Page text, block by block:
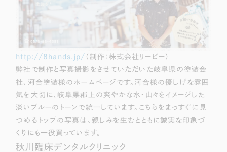
サービス紹介
一過性の広告に頼らず、
「仕組み」と「ノウハウ」
を残す資産型DX支援をご提供します
ブランディング支援
制作実績
すべて （624件）
ブランドサイト・サービスサイト （85件）
求人・採用サイト （61件）
ECサイト（オンラインショップ）
ポータルサイト・メディアサイト
http://8hands.jp/ （制作：株式会社リーピー）
弊社で制作と写真撮影をさせていただいた岐阜県の塗装会
社、河合塗装様のホームページです。河合様の優しげな雰囲
気を大切に、岐阜県郡上の爽やかな水・山々をイメージした
淡いブルーのトーンで統一しています。こちらをまっすぐに見
つめるトップの写真は、親しみを生むとともに誠実な印象づ
くりにも一役買っています。
秋川臨床デンタルクリニック